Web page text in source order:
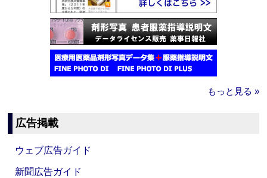
もっと見る »
広告掲載
ウェブ広告ガイド
新聞広告ガイド